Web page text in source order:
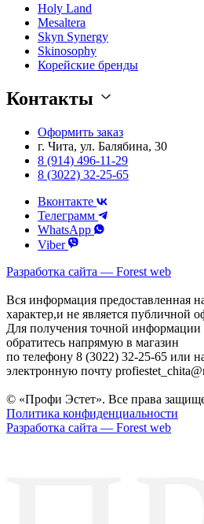
Holy Land
Mesaltera
Skyn Synergy
Skinosophy
Корейские бренды
Контакты
Оформить заказ
г. Чита, ул. Балябина, 30
8 (914) 496-11-29
8 (3022) 32-25-65
Вконтакте
Телеграмм
WhatsApp
Viber
Разработка сайта — Forest web
Вся информация предоставленная
характер,и не является публичной
Для получения точной информации
обратитесь напрямую в магазин
по телефону 8 (3022) 32-25-65 или
электронную почту
© «Профи Эстет». Все права
Политика конфиденциальности
Разработка сайта — Forest web